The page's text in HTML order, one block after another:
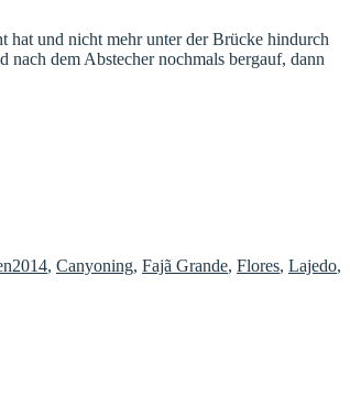
hat und nicht mehr unter der Brücke hindurch
dem Abstecher nochmals bergauf, dann
, Canyoning, Fajã Grande, Flores, Lajedo,